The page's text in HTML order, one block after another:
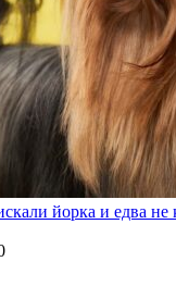
йорка и едва не